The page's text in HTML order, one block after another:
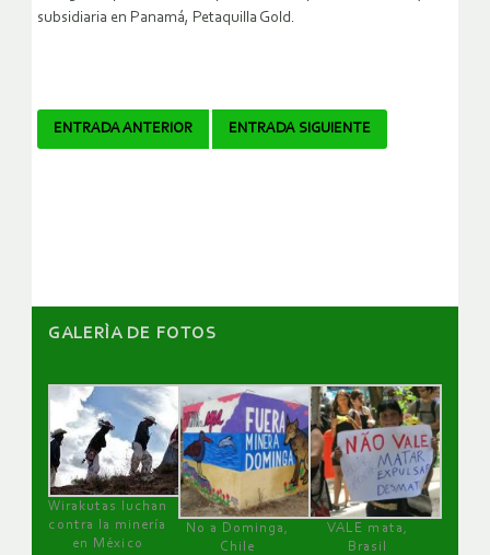
subsidiaria en Panamá, Petaquilla Gold.
Navegador
ENTRADA ANTERIOR ENTRADA SIGUIENTE
GALERÌA DE FOTOS
Wirakutas luchan
contra la minería
en México
No a Dominga,
Chile
VALE mata,
Brasil